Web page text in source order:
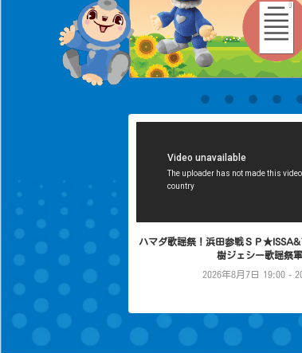
ハマダ歌謡祭！浜田参戦ＳＰ
樹ジェシー歌謡祭軍
2026年8月7日 19:00 -